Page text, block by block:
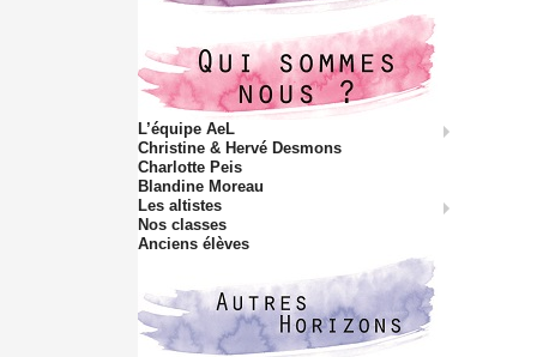
L’équipe AeL
Christine & Hervé Desmons
Charlotte Peis
Blandine Moreau
Les altistes
Nos classes
Anciens élèves